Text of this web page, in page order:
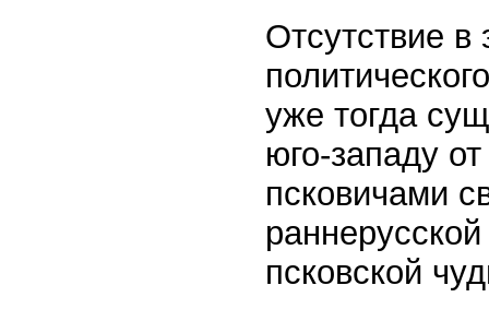
Отсутствие в
уже тогда
юго-западу
псковичами
псковской